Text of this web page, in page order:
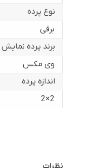
نوع پرده
برقی
برند پرده نمایش
وی مکس
اندازه پرده
2×2
نظرات